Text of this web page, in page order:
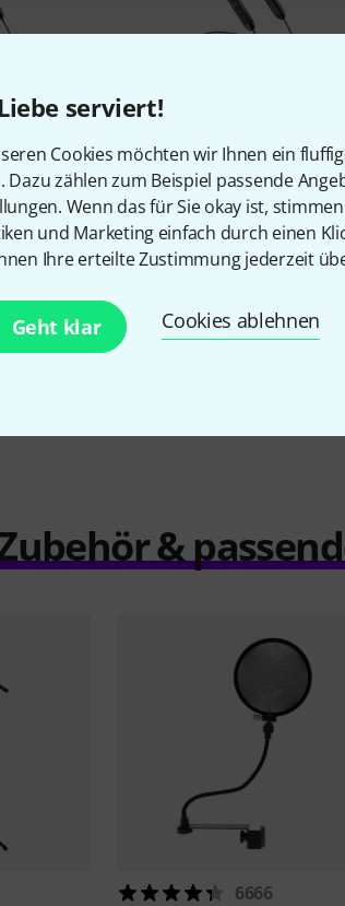
serviert!
Cookies möchten wir Ihnen ein
Dazu zählen zum Beispiel passende
Wenn das für Sie okay ist,
und Marketing einfach durch einen
Ihre erteilte Zustimmung jederzeit
Geht klar Cookies ablehnen
Wireless
KAUFTEN
Sennheiser IE 100 Pro
Red
119 €
&
6666